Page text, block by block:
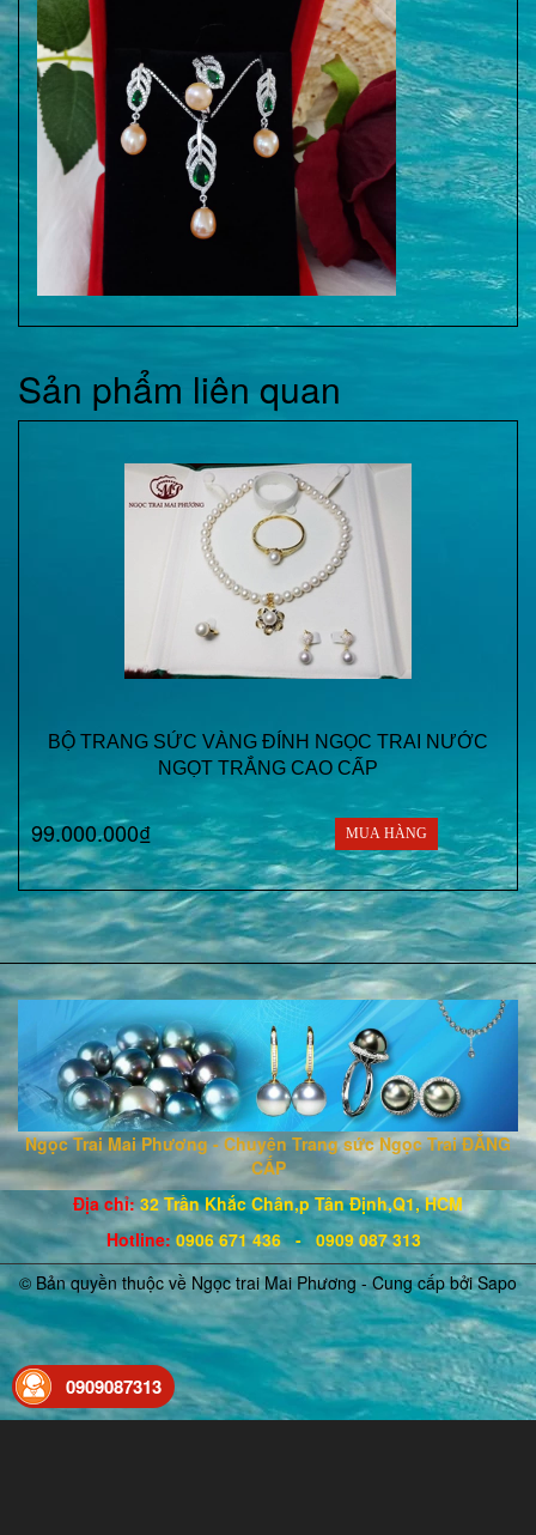
Sản phẩm liên quan
BỘ TRANG SỨC VÀNG ĐÍNH NGỌC TRAI NƯỚC
NGỌT TRẮNG CAO CẤP
99.000.000₫ MUA HÀNG
Ngọc Trai Mai Phương - Chuyên Trang sức Ngọc Trai ĐẲNG
CẤP
Địa chỉ: 32 Trần Khắc Chân,p Tân Định,Q1, HCM
Hotline: 0906 671436- 0909 087 313
© Bản quyền thuộc về Ngọc trai Mai Phương - Cung cấp bởiSapo
0909087313